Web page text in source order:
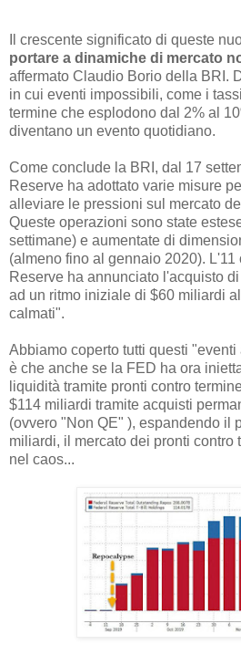
Il crescente significato di queste
portare a dinamiche di mercato
affermato Claudio Borio della BRI.
in cui eventi impossibili, come i
termine che esplodono dal 2% al
diventano un evento quotidiano.
Come conclude la BRI, dal 17
Reserve ha adottato varie misure
alleviare le pressioni sul mercato
Queste operazioni sono state
settimane) e aumentate di
(almeno fino al gennaio 2020). L'11
Reserve ha annunciato l'acquisto
ad un ritmo iniziale di $60 miliardi
calmati".
Abbiamo coperto tutti questi
è che anche se la FED ha ora
liquidità tramite pronti contro
$114 miliardi tramite acquisti
(ovvero "Non QE" ), espandendo il
miliardi, il mercato dei pronti contro
nel caos...